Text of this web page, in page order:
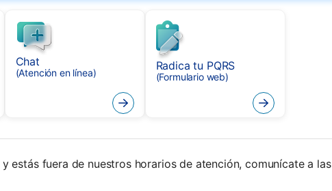
Chat
(Atención en línea)
Radica tu PQRS
(Formulario web)
estás fuera de nuestros horarios de atención, comunícate a las